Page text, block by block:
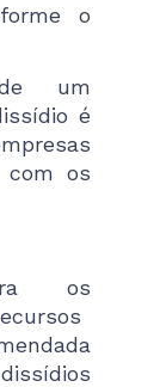
o
um
é
com os
os